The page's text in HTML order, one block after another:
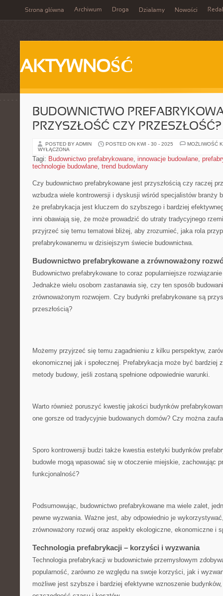
Strona główna Archiwum Droga Działamy Nowości
AKTYWNOŚĆ
BUDOWNICTWO
PRZYSZŁOŚĆ CZY PRZESZŁOŚĆ?
POSTED BY ADMIN POSTED ON KWI - 30 - 2025
MOŻLIWOŚĆ
WYŁĄCZONA
Tagi: Budownictwo prefabrykowane, innowacje budowlane,
technologie budowlane, trend budowlany
Czy ⁤budownictwo prefabrykowane jest przyszłością czy raczej
wzbudza wiele kontrowersji i dyskusji⁢ wśród specjalistów branży⁢
że prefabrykacja jest kluczem do ⁣szybszego i bardziej⁢
inni obawiają się, że⁣ może ‍prowadzić do utraty tradycyjnego⁢
przyjrzeć się temu tematowi bliżej, aby zrozumieć,‍ jaka⁤ rola
prefabrykowanemu w ‍dzisiejszym świecie budownictwa.
Budownictwo⁤ prefabrykowane a zrównoważony
Budownictwo prefabrykowane to coraz popularniejsze
Jednakże wielu​ osobom zastanawia się, ⁢czy ten sposób
zrównoważonym rozwojem. Czy budynki prefabrykowane są
przeszłością?
Możemy przyjrzeć się temu zagadnieniu z kilku perspektyw,
ekonomicznej jak​ i społecznej. Prefabrykacja ⁤może być bardziej
metody budowy, jeśli zostaną spełnione odpowiednie warunki.
Warto również‌ poruszyć kwestię jakości budynków
one gorsze od tradycyjnie budowanych domów? ⁤Czy można
Sporo ‍kontrowersji budzi także kwestia estetyki budynków
budowle⁤ mogą wpasować się w otoczenie miejskie, zachowując
funkcjonalność?
Podsumowując, budownictwo prefabrykowane ma wiele zalet,
pewne wyzwania. Ważne⁢ jest, aby odpowiednio⁢ je
zrównoważony ​rozwój oraz aspekty ekologiczne, ekonomiczne i
Technologia prefabrykacji – korzyści⁤ i wyzwania
Technologia⁣ prefabrykacji ⁢w⁤ budownictwie przemysłowym
popularność, zarówno ze względu ⁤na swoje‌ korzyści, jak i
możliwe jest​ szybsze​ i bardziej efektywne wznoszenie budynków,